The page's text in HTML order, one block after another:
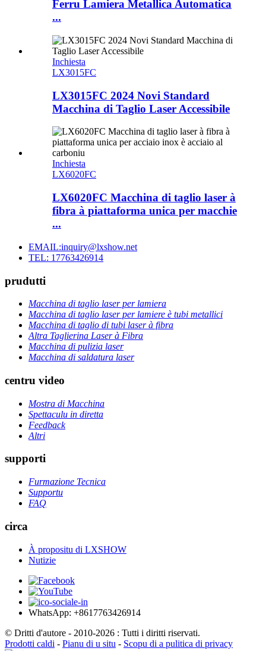
Ferru Lamiera Metallica Automatica
...
Inchiesta
LX3015FC
LX3015FC 2024 Novi Standard
Macchina di Taglio Laser Accessibile
Inchiesta
LX6020FC
LX6020FC Macchina di taglio laser à
fibra à piattaforma unica per macchie
...
EMAIL:inquiry@lxshow.net
TEL: 17763426914
prudutti
Macchina di taglio laser per lamiera
Macchina di taglio laser per lamiere è tubi metallici
Macchina di taglio di tubi laser à fibra
Altra Taglierina Laser à Fibra
Macchina di pulizia laser
Macchina di saldatura laser
centru video
Mostra di Macchina
Spettaculu in diretta
Feedback
Altri
supporti
Furmazione Tecnica
Supportu
FAQ
circa
À propositu di LXSHOW
Nutizie
WhatsApp: +8617763426914
© Dritti d'autore - 2010-2026 : Tutti i diritti riservati.
Prodotti caldi - Pianu di u situ - Scopu di a pulitica di privacy